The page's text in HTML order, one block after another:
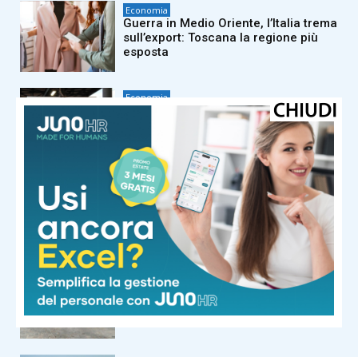
Economia
Guerra in Medio Oriente, l’Italia trema
sull’export: Toscana la regione più
esposta
Economia
Firenze – Viareggio, nuovi interventi
in vista sulla ferrovia: riunito il tavolo
Economia
Fondi Pnrr e rigenerazione urbana: la
Regione verifica l’avanzamento dei
cantieri Pinqua nella Valle del
Serchio
Economia
San Valentino 2026, la Toscana nel
mirino dei viaggiatori: Firenze e
Viareggio nella top 13 nazionale